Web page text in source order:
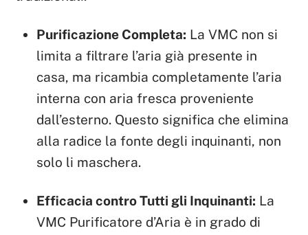
Purificazione Completa: La VMC non si
limita a filtrare l’aria già presente in
casa, ma ricambia completamente l’aria
interna con aria fresca proveniente
dall’esterno. Questo significa che elimina
alla radice la fonte degli inquinanti, non
solo li maschera.
Efficacia contro Tutti gli Inquinanti: La
VMC Purificatore d’Aria è in grado di